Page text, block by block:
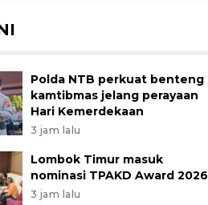
Polda NTB perkuat benteng
kamtibmas jelang perayaan
Hari Kemerdekaan
3 jam lalu
Lombok Timur masuk
nominasi TPAKD Award 2026
3 jam lalu